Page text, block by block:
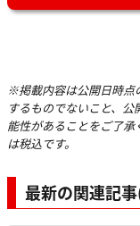
※掲載内容は公開日時点
するものでないこと、
能性があることをご了
は税込です。
最新の関連記